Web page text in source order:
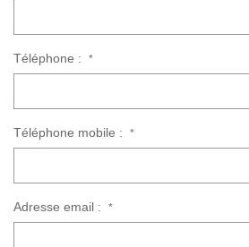
Téléphone : *
Téléphone mobile : *
Adresse email : *